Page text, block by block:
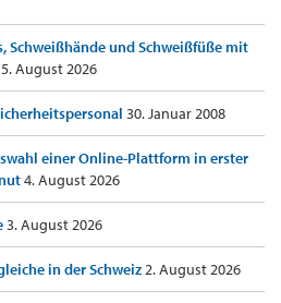
Schweißhände und Schweißfüße mit
5. August 2026
30. Januar 2008
einer Online-Plattform in erster
4. August 2026
3. August 2026
in der Schweiz2. August 2026